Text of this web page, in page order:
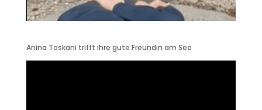
Anina Toskani trifft ihre gute Freundin am See